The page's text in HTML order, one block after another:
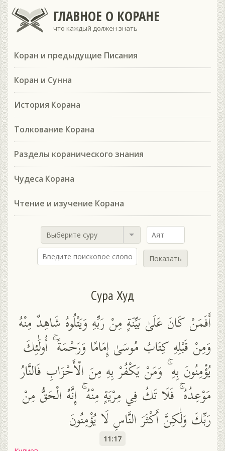
ГЛАВНОЕ О КОРАНЕ
что каждый должен знать
Коран и предыдущие Писания
Коран и Сунна
История Корана
Толкование Корана
Разделы коранического знания
Чудеса Корана
Чтение и изучение Корана
Выберите суру
Показать
Сура Худ
أَفَمَنْ كَانَ عَلَىٰ بَيِّنَةٍ مِنْ رَبِّهِ وَيَتْلُوهُ شَاهِدٌ مِنْهُ
وَمِنْ قَبْلِهِ كِتَابُ مُوسَىٰ إِمَامًا وَرَحْمَةً ۚ أُولَٰئِكَ
يُؤْمِنُونَ بِهِ ۚ وَمَنْ يَكْفُرْ بِهِ مِنَ الْأَحْزَابِ فَالنَّارُ
مَوْعِدُهُ ۚ فَلَا تَكُ فِي مِرْيَةٍ مِنْهُ ۚ إِنَّهُ الْحَقُّ مِنْ
رَبِّكَ وَلَٰكِنَّ أَكْثَرَ النَّاسِ لَا يُؤْمِنُونَ
11:17